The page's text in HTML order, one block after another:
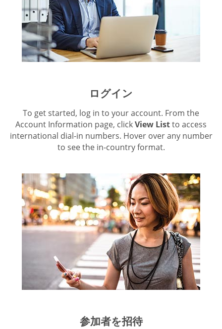
ログイン
To get started, log in to your account. From the
Account Information page, clickView Listto access
international dial-in numbers. Hover over any number
to see the in-country format.
参加者を招待